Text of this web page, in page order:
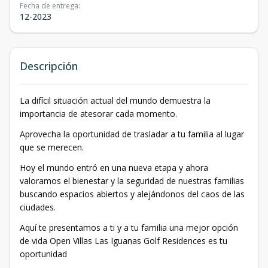
Fecha de entrega:
12-2023
Descripción
La difícil situación actual del mundo demuestra la
importancia de atesorar cada momento.
Aprovecha la oportunidad de trasladar a tu familia al lugar
que se merecen.
Hoy el mundo entró en una nueva etapa y ahora
valoramos el bienestar y la seguridad de nuestras familias
buscando espacios abiertos y alejándonos del caos de las
ciudades.
Aquí te presentamos a ti y a tu familia una mejor opción
de vida Open Villas Las Iguanas Golf Residences es tu
oportunidad